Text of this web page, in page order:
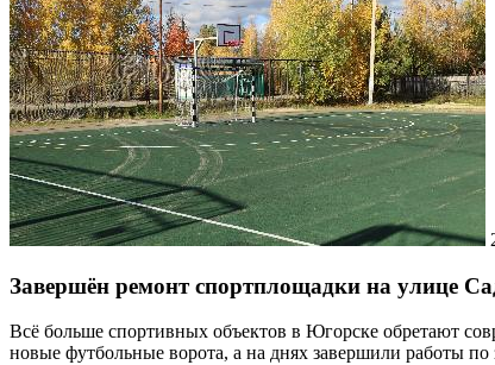
Завершён ремонт спортплощадки на улице
Всё больше спортивных объектов в Югорске обретают
новые футбольные ворота, а на днях завершили работы по